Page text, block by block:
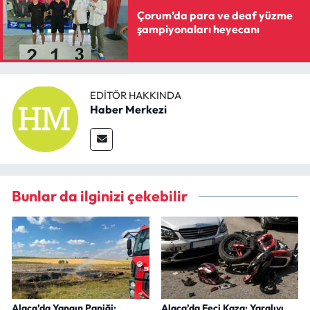
Çorum’da para ve deaf yüzme
şampiyonaları heyecanı
EDITÖR HAKKINDA
Haber Merkezi
Bunlar da ilginizi çekebilir